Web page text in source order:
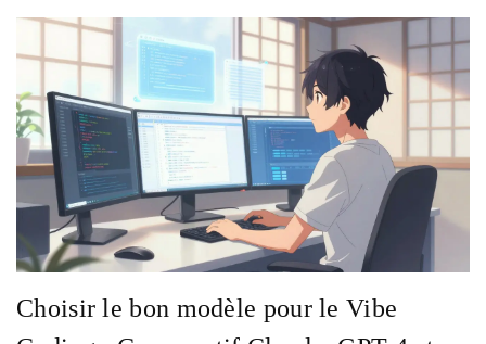
Choisir le bon modèle pour le Vibe